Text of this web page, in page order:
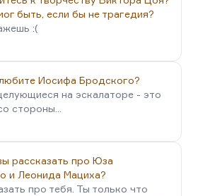
быть, если бы не трагедия?
:(
Иосифа Бродского?
на эскалаторе - это
стороны...
рассказать про Юза
и Леонида Мациха?
про тебя. Ты только что